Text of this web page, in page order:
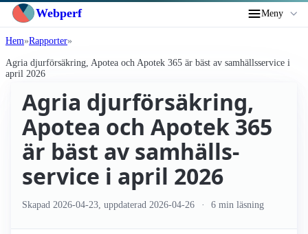
Webperf Meny
Hem Rapporter
Agria djurförsäkring, Apotea och Apotek 365 är bäst av samhälls­service i
april 2026
Agria djurförsäkring,
Apotea och Apotek 365
är bäst av samhälls­
service i april 2026
Skapad 2026-04-23 , uppdaterad 2026-04-26 6 min läsning